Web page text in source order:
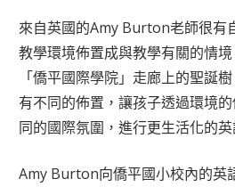
來自英國的Amy Burton老師很有
教學環境佈置成與教學有關的情
「僑平國際學院」走廊上的聖誕
有不同的佈置，讓孩子透過環境
同的國際氛圍，進行更生活化的英
Amy Burton向僑平國小校內的英